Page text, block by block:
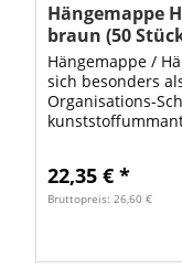
Hängemappe
braun (50
Hängemappe /
sich besonders
Organisations-
22,35 € *
Bruttopreis: 26,60 €